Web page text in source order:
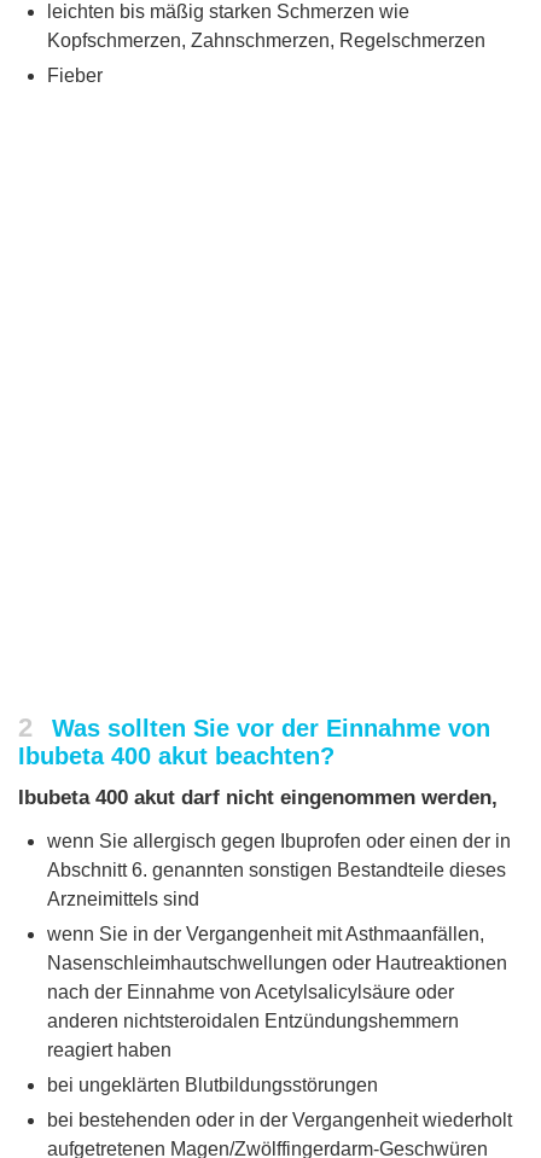
leichten bis mäßig starken Schmerzen wie
Kopfschmerzen, Zahnschmerzen, Regelschmerzen
Fieber
2
Was sollten Sie vor der Einnahme von
Ibubeta 400 akut beachten?
Ibubeta 400 akut darf nicht eingenommen werden,
wenn Sie allergisch gegen Ibuprofen oder einen der in
Abschnitt 6. genannten sonstigen Bestandteile dieses
Arzneimittels sind
wenn Sie in der Vergangenheit mit Asthmaanfällen,
Nasenschleimhautschwellungen oder Hautreaktionen
nach der Einnahme von Acetylsalicylsäure oder
anderen nichtsteroidalen Entzündungshemmern
reagiert haben
bei ungeklärten Blutbildungsstörungen
bei bestehenden oder in der Vergangenheit wiederholt
aufgetretenen Magen/Zwölffingerdarm-Geschwüren